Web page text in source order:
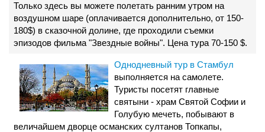
Только здесь вы можете полетать ранним утром на
воздушном шаре (оплачивается дополнительно, от 150-
180$) в сказочной долине, где проходили съемки
эпизодов фильма "Звездные войны". Цена тура 70-150 $.
Однодневный тур в Стамбул
выполняется на самолете.
Туристы посетят главные
святыни - храм Святой Софии и
Голубую мечеть, побывают в
величайшем дворце османских султанов Топкапы,